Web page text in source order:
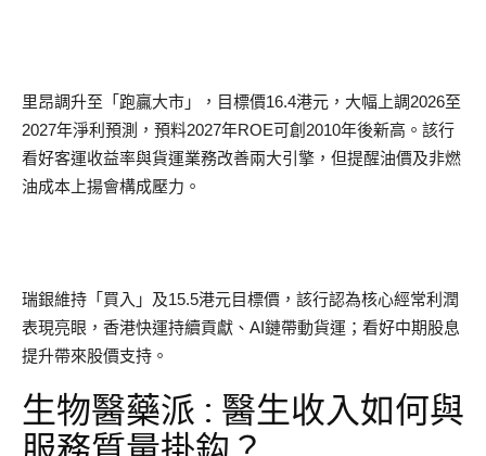
里昂調升至「跑贏大市」，目標價16.4港元，大幅上調2026至
2027年淨利預測，預料2027年ROE可創2010年後新高。該行
看好客運收益率與貨運業務改善兩大引擎，但提醒油價及非燃
油成本上揚會構成壓力。
瑞銀維持「買入」及15.5港元目標價，該行認為核心經常利潤
表現亮眼，香港快運持續貢獻、AI鏈帶動貨運；看好中期股息
提升帶來股價支持。
生物醫藥派 : 醫生收入如何與